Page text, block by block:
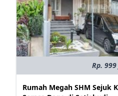
Rp.
Rumah Megah SHM Sejuk